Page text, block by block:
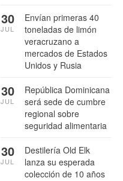
Envían primeras 40
toneladas de limón
veracruzano a
mercados de Estados
Unidos y Rusia
30
JUL
República Dominicana
será sede de cumbre
regional sobre
seguridad alimentaria
30
JUL
Destilería Old Elk
lanza su esperada
colección de 10 años
30
JUL